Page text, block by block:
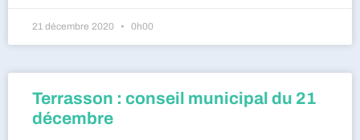
21 décembre 2020 0h00
Terrasson : conseil municipal du 21
décembre